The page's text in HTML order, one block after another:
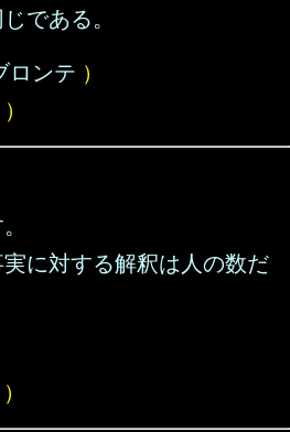
である。
ロンテ ）
）
に対する解釈は人の数だ
）